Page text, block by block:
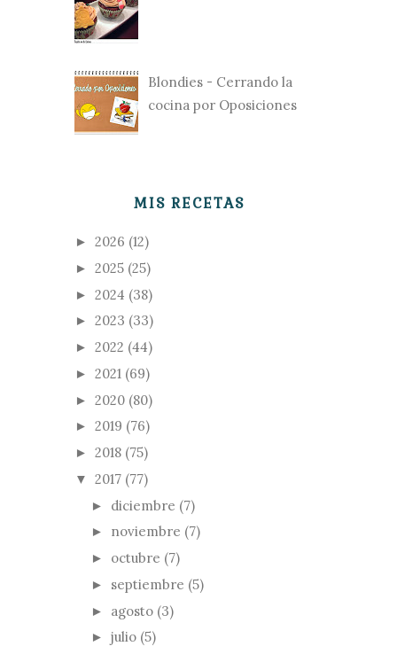
Blondies - Cerrando la
cocina por Oposiciones
MIS RECETAS
► 2026 (12)
► 2025 (25)
► 2024 (38)
► 2023 (33)
► 2022 (44)
► 2021 (69)
► 2020 (80)
► 2019 (76)
► 2018 (75)
▼ 2017 (77)
► diciembre (7)
► noviembre (7)
► octubre (7)
► septiembre (5)
► agosto (3)
► julio (5)